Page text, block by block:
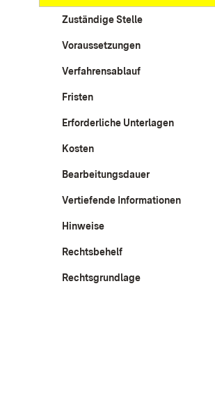
Zuständige Stelle
Voraussetzungen
Verfahrensablauf
Fristen
Erforderliche Unterlagen
Kosten
Bearbeitungsdauer
Vertiefende Informationen
Hinweise
Rechtsbehelf
Rechtsgrundlage